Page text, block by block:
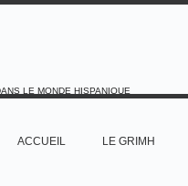
LE MONDE HISPANIQUE
ACCUEIL LE GRIMH